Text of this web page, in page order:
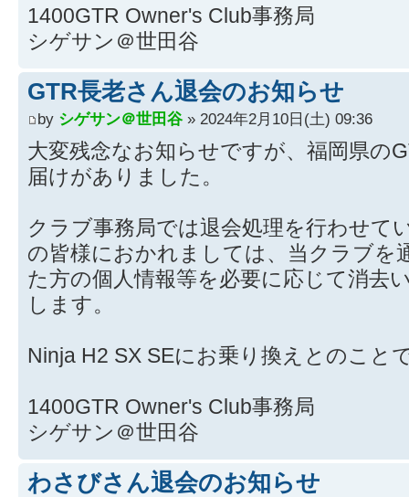
1400GTR Owner's Club事務局
シゲサン＠世田谷
GTR長老さん退会のお知らせ
by シゲサン＠世田谷 » 2024年2月10日(土) 09:36
大変残念なお知らせですが、福岡県の
届けがありました。
クラブ事務局では退会処理を行わせて
の皆様におかれましては、当クラブを
た方の個人情報等を必要に応じて消去
します。
Ninja H2 SX SEにお乗り換えとのこと
1400GTR Owner's Club事務局
シゲサン＠世田谷
わさびさん退会のお知らせ